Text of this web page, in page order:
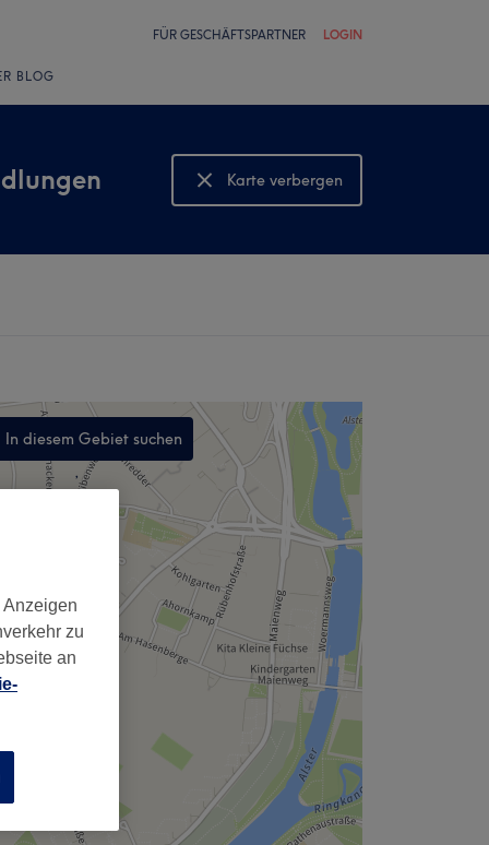
FÜR GESCHÄFTSPARTNER LOGIN
BLOG
Karte verbergen
Karte anzeigen
In diesem Gebiet suchen
,
zu
an